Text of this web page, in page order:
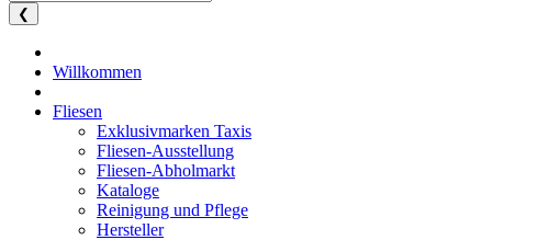
❮
Willkommen
Fliesen
Exklusivmarken Taxis
Fliesen-Ausstellung
Fliesen-Abholmarkt
Kataloge
Reinigung und Pflege
Hersteller